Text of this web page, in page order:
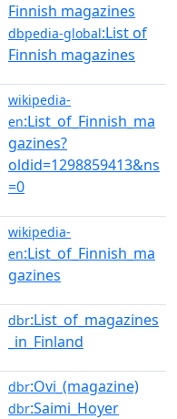
Finnish magazines
dbpedia-global:List of
Finnish magazines
wikipedia-
en:List_of_Finnish_ma
gazines?
oldid=1298859413&ns
=0
wikipedia-
en:List_of_Finnish_ma
gazines
dbr:List_of_magazines
_in_Finland
dbr:Ovi_(magazine)
dbr:Saimi_Hoyer